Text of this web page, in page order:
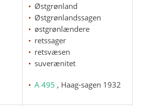
Østgrønland
Østgrønlandssagen
østgrønlændere
retssager
retsvæsen
suverænitet
A 495 , Haag-sagen 1932